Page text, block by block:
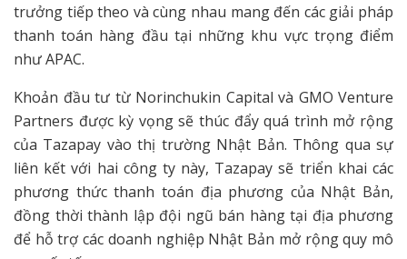
trưởng tiếp theo và cùng nhau mang đến các giải pháp
thanh toán hàng đầu tại những khu vực trọng điểm
như APAC.
Khoản đầu tư từ Norinchukin Capital và GMO Venture
Partners được kỳ vọng sẽ thúc đẩy quá trình mở rộng
của Tazapay vào thị trường Nhật Bản. Thông qua sự
liên kết với hai công ty này, Tazapay sẽ triển khai các
phương thức thanh toán địa phương của Nhật Bản,
đồng thời thành lập đội ngũ bán hàng tại địa phương
để hỗ trợ các doanh nghiệp Nhật Bản mở rộng quy mô